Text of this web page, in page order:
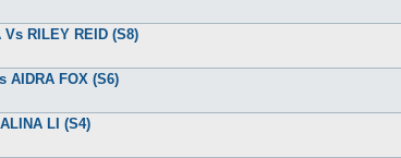
Vs RILEY REID (S8)
AIDRA FOX (S6)
LI (S4)